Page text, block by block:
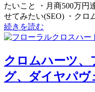
たいこと ・月商500万円
せてみたい(SEO) ・ク
続きを読む
クロムハーツ、
グ、ダイヤパヴ